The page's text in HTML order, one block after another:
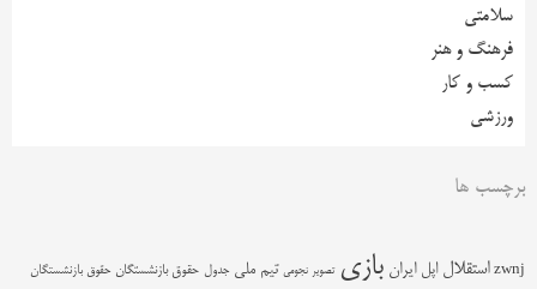
سلامتی
فرهنگ و هنر
کسب و کار
ورزشی
برچسب ها
zwnj استقلال اپل ایران بازی تصویر نجومی تیم ملی جدول حقوق بازنشستگان حقوق بازنشستگان